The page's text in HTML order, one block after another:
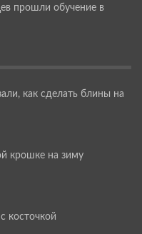
прошли обучение в
как сделать блины на
крошке на зиму
косточкой